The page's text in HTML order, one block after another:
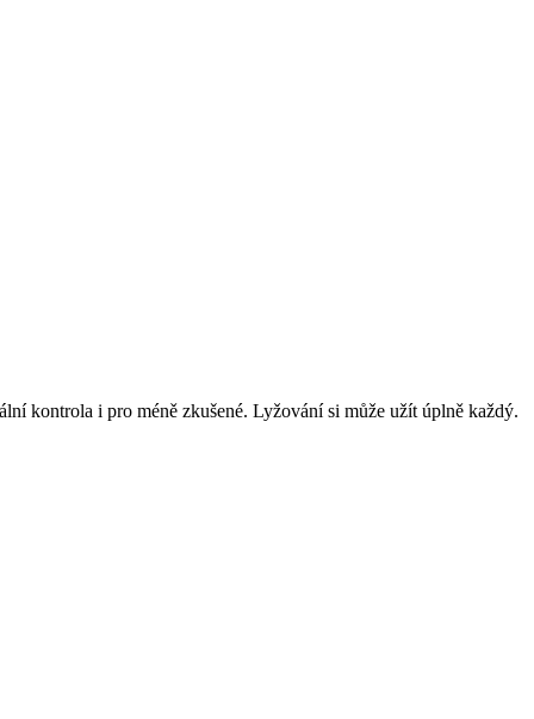
kontrola i pro méně zkušené. Lyžování si může užít úplně každý.